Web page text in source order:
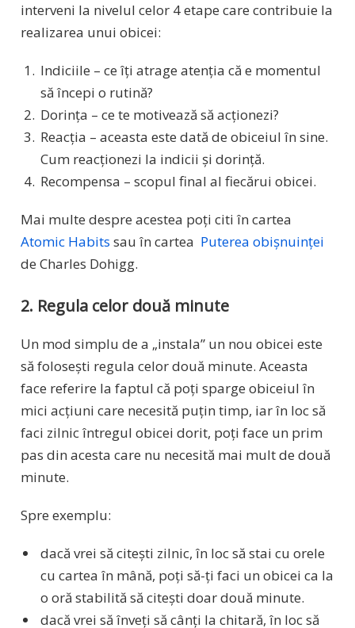
interveni la nivelul celor 4 etape care contribuie la
realizarea unui obicei:
Indiciile – ce îți atrage atenția că e momentul
să începi o rutină?
Dorința – ce te motivează să acționezi?
Reacția – aceasta este dată de obiceiul în sine.
Cum reacționezi la indicii și dorință.
Recompensa – scopul final al fiecărui obicei.
Mai multe despre acestea poți citi în cartea
Atomic Habits sau în cartea Puterea obișnuinței
de Charles Dohigg.
2. Regula celor două minute
Un mod simplu de a „instala” un nou obicei este
să folosești regula celor două minute. Aceasta
face referire la faptul că poți sparge obiceiul în
mici acțiuni care necesită puțin timp, iar în loc să
faci zilnic întregul obicei dorit, poți face un prim
pas din acesta care nu necesită mai mult de două
minute.
Spre exemplu:
dacă vrei să citești zilnic, în loc să stai cu orele
cu cartea în mână, poți să-ți faci un obicei ca la
o oră stabilită să citești doar două minute.
dacă vrei să înveți să cânți la chitară, în loc să